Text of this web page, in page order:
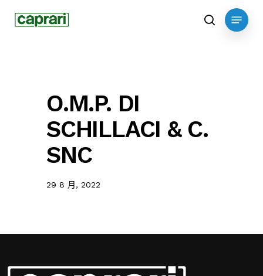
search
Menu
O.M.P. DI
SCHILLACI & C.
SNC
29 8 月, 2022